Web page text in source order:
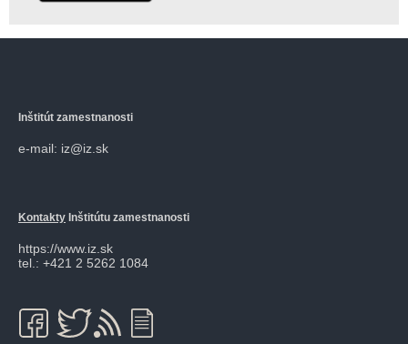
Inštitút zamestnanosti
e-mail: iz@iz.sk
Kontakty Inštitútu zamestnanosti
https://www.iz.sk
tel.: +421 2 5262 1084